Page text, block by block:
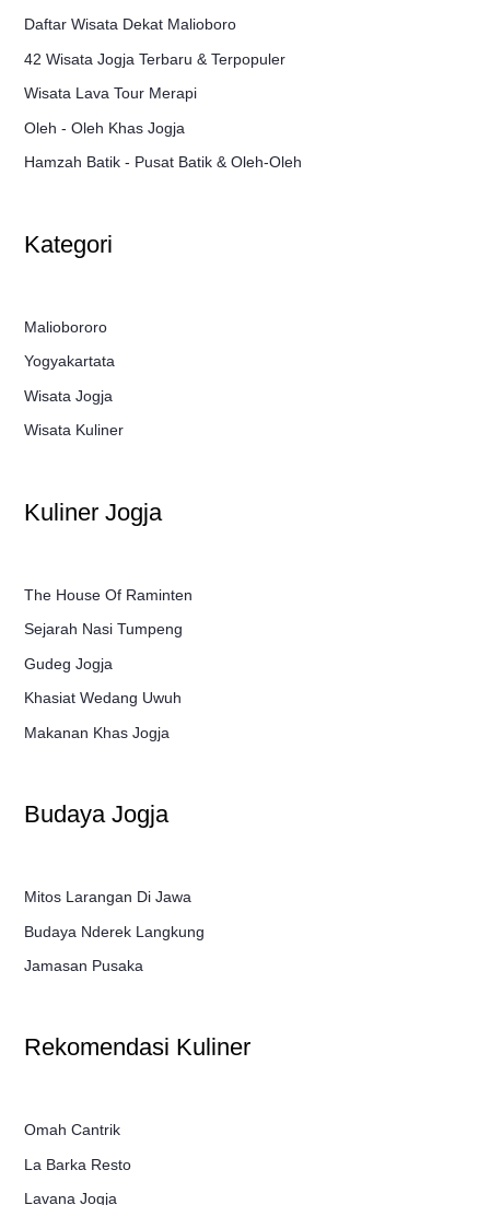
Daftar Wisata Dekat Malioboro
42 Wisata Jogja Terbaru & Terpopuler
Wisata Lava Tour Merapi
Oleh - Oleh Khas Jogja
Hamzah Batik - Pusat Batik & Oleh-Oleh
Kategori
Maliobororo
Yogyakartata
Wisata Jogja
Wisata Kuliner
Kuliner Jogja
The House Of Raminten
Sejarah Nasi Tumpeng
Gudeg Jogja
Khasiat Wedang Uwuh
Makanan Khas Jogja
Budaya Jogja
Mitos Larangan Di Jawa
Budaya Nderek Langkung
Jamasan Pusaka
Rekomendasi Kuliner
Omah Cantrik
La Barka Resto
Lavana Jogja